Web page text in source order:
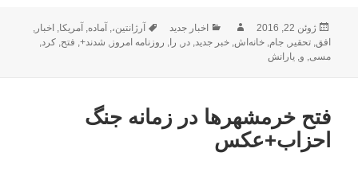
ارسال
شده
در
ژوئن 22, 2016 نویسندهدسته‌ها
اخبار جدید برچسب‌ها
آرژانتین،, آماده, آمریکا, اخبار,
افق,تحقیر,جام,خانه‌اش,خبر جدید,در, را, روزنامه امروز, شدند+, فتح,کرد,
مسی, و,یارانش
فتح خرمشهرها در زمانه جنگ
احزاب+عکس